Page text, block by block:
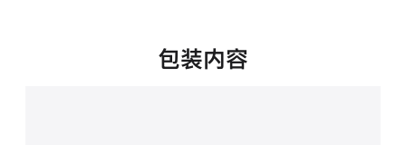
中
包装内容